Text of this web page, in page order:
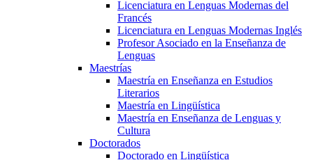
Licenciatura en Lenguas Modernas del
Francés
Licenciatura en Lenguas Modernas Inglés
Profesor Asociado en la Enseñanza de
Lenguas
Maestrías
Maestría en Enseñanza en Estudios
Literarios
Maestría en Lingüística
Maestría en Enseñanza de Lenguas y
Cultura
Doctorados
Doctorado en Lingüística